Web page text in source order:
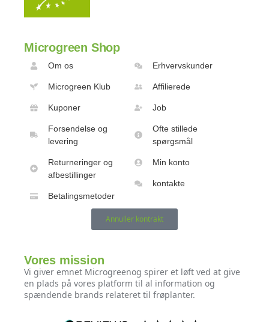
Microgreen Shop
Om os
Microgreen Klub
Kuponer
Forsendelse og
levering
Returneringer og
afbestillinger
Betalingsmetoder
Erhvervskunder
Affilierede
Job
Ofte stillede
spørgsmål
Min konto
kontakte
Annuller kontrakt
Vores mission
Vi giver emnet Microgreenog spirer et løft ved at give
en plads på vores platform til al information og
spændende brands relateret til frøplanter.